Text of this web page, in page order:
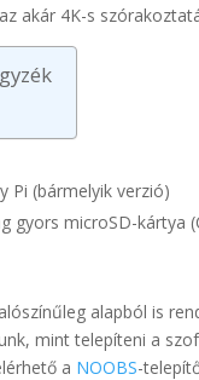
akár 4K-s
Pi (bármelyik verzió)
gyors microSD-kártya
alapból is
mint telepíteni a
a NOOBS-